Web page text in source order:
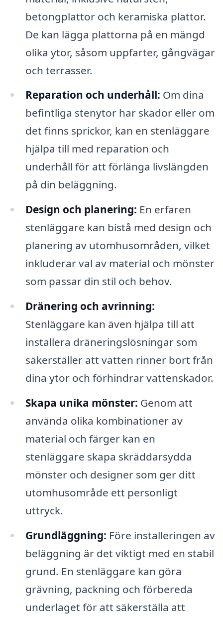
betongplattor och keramiska plattor.
De kan lägga plattorna på en mängd
olika ytor, såsom uppfarter, gångvägar
och terrasser.
Reparation och underhåll: Om dina
befintliga stenytor har skador eller om
det finns sprickor, kan en stenläggare
hjälpa till med reparation och
underhåll för att förlänga livslängden
på din beläggning.
Design och planering: En erfaren
stenläggare kan bistå med design och
planering av utomhusområden, vilket
inkluderar val av material och mönster
som passar din stil och behov.
Dränering och avrinning:
Stenläggare kan även hjälpa till att
installera dräneringslösningar som
säkerställer att vatten rinner bort från
dina ytor och förhindrar vattenskador.
Skapa unika mönster: Genom att
använda olika kombinationer av
material och färger kan en
stenläggare skapa skräddarsydda
mönster och designer som ger ditt
utomhusområde ett personligt
uttryck.
Grundläggning: Före installeringen av
beläggning är det viktigt med en stabil
grund. En stenläggare kan göra
grävning, packning och förbereda
underlaget för att säkerställa att